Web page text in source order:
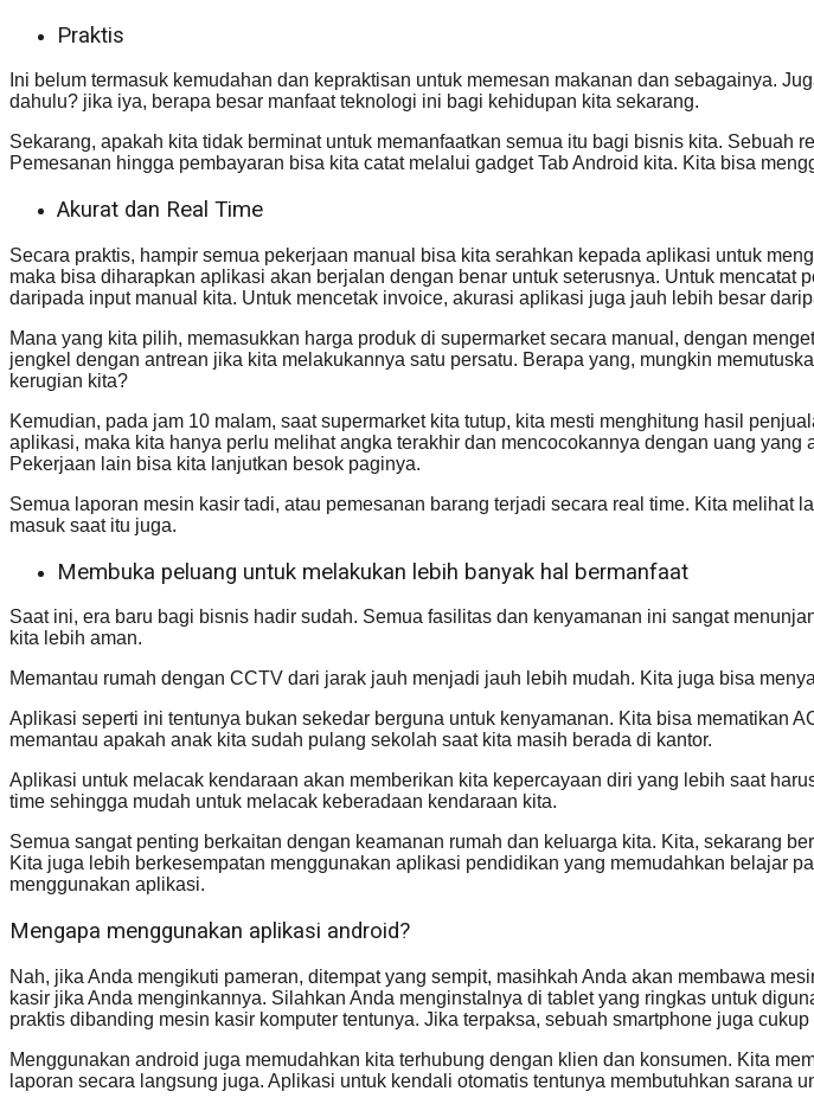
Praktis
Ini belum termasuk kemudahan dan kepraktisan untuk memesan makanan dan sebagainya.
dahulu? jika iya, berapa besar manfaat teknologi ini bagi kehidupan kita sekarang.
Sekarang, apakah kita tidak berminat untuk memanfaatkan semua itu bagi bisnis kita.
Pemesanan hingga pembayaran bisa kita catat melalui gadget Tab Android kita. Kita bisa
Akurat dan Real Time
Secara praktis, hampir semua pekerjaan manual bisa kita serahkan kepada aplikasi untuk
maka bisa diharapkan aplikasi akan berjalan dengan benar untuk seterusnya. Untuk
daripada input manual kita. Untuk mencetak invoice, akurasi aplikasi juga jauh lebih besar
Mana yang kita pilih, memasukkan harga produk di supermarket secara manual, dengan
jengkel dengan antrean jika kita melakukannya satu persatu. Berapa yang, mungkin
kerugian kita?
Kemudian, pada jam 10 malam, saat supermarket kita tutup, kita mesti menghitung hasil
aplikasi, maka kita hanya perlu melihat angka terakhir dan mencocokannya dengan uang
Pekerjaan lain bisa kita lanjutkan besok paginya.
Semua laporan mesin kasir tadi, atau pemesanan barang terjadi secara real time. Kita
masuk saat itu juga.
Membuka peluang untuk melakukan lebih banyak hal bermanfaat
Saat ini, era baru bagi bisnis hadir sudah. Semua fasilitas dan kenyamanan ini sangat
kita lebih aman.
Memantau rumah dengan CCTV dari jarak jauh menjadi jauh lebih mudah. Kita juga bisa
Aplikasi seperti ini tentunya bukan sekedar berguna untuk kenyamanan. Kita bisa mematikan
memantau apakah anak kita sudah pulang sekolah saat kita masih berada di kantor.
Aplikasi untuk melacak kendaraan akan memberikan kita kepercayaan diri yang lebih saat
time sehingga mudah untuk melacak keberadaan kendaraan kita.
Semua sangat penting berkaitan dengan keamanan rumah dan keluarga kita. Kita, sekarang
Kita juga lebih berkesempatan menggunakan aplikasi pendidikan yang memudahkan belajar
menggunakan aplikasi.
Mengapa menggunakan aplikasi android?
Nah, jika Anda mengikuti pameran, ditempat yang sempit, masihkah Anda akan membawa
kasir jika Anda menginkannya. Silahkan Anda menginstalnya di tablet yang ringkas untuk
praktis dibanding mesin kasir komputer tentunya. Jika terpaksa, sebuah smartphone juga
Menggunakan android juga memudahkan kita terhubung dengan klien dan konsumen. Kita
laporan secara langsung juga. Aplikasi untuk kendali otomatis tentunya membutuhkan sarana